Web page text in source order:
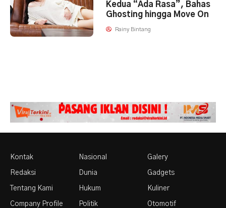
Kedua “Ada Rasa”, Bahas
Ghosting hingga Move On
Rainy Bintang
Kontak
Redaksi
Tentang Kami
Company Profile
Nasional
Dunia
Hukum
Politik
Galery
Gadgets
Kuliner
Otomotif